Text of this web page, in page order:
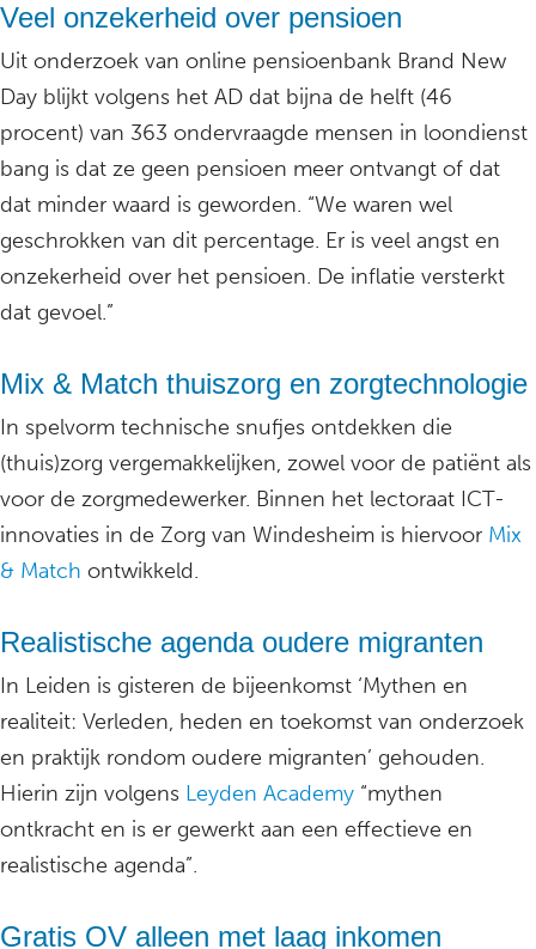
Veel onzekerheid over pensioen
Uit onderzoek van online pensioenbank Brand New
Day blijkt volgens het AD dat bijna de helft (46
procent) van 363 ondervraagde mensen in loondienst
bang is dat ze geen pensioen meer ontvangt of dat
dat minder waard is geworden. “We waren wel
geschrokken van dit percentage. Er is veel angst en
onzekerheid over het pensioen. De inflatie versterkt
dat gevoel.”
Mix & Match thuiszorg en zorgtechnologie
In spelvorm technische snufjes ontdekken die
(thuis)zorg vergemakkelijken, zowel voor de patiënt als
voor de zorgmedewerker. Binnen het lectoraat ICT-
innovaties in de Zorg van Windesheim is hiervoor Mix
& Match ontwikkeld.
Realistische agenda oudere migranten
In Leiden is gisteren de bijeenkomst ‘Mythen en
realiteit: Verleden, heden en toekomst van onderzoek
en praktijk rondom oudere migranten’ gehouden.
Hierin zijn volgens Leyden Academy “mythen
ontkracht en is er gewerkt aan een effectieve en
realistische agenda”.
Gratis OV alleen met laag inkomen